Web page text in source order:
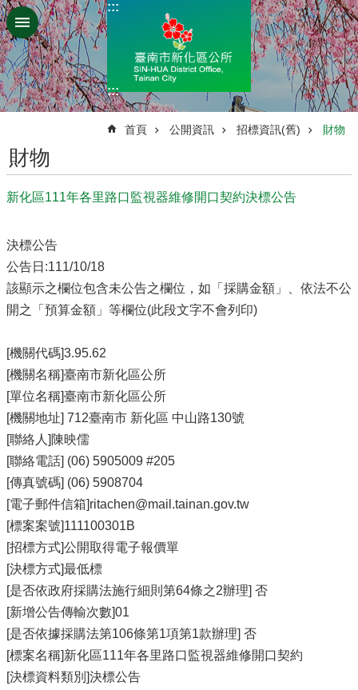
跳到主要內容區塊
:::
:::
首頁 公開資訊 招標資訊(舊) 財物
財物
新化區111年各里路口監視器維修開口契約決標公告
決標公告
公告日:111/10/18
該顯示之欄位包含未公告之欄位，如「採購金額」、依法不公
開之「預算金額」等欄位(此段文字不會列印)
[機關代碼]3.95.62
[機關名稱]臺南市新化區公所
[單位名稱]臺南市新化區公所
[機關地址] 712臺南市 新化區 中山路130號
[聯絡人]陳映儒
[聯絡電話] (06) 5905009 #205
[傳真號碼] (06) 5908704
[電子郵件信箱]ritachen@mail.tainan.gov.tw
[標案案號]111100301B
[招標方式]公開取得電子報價單
[決標方式]最低標
[是否依政府採購法施行細則第64條之2辦理] 否
[新增公告傳輸次數]01
[是否依據採購法第106條第1項第1款辦理] 否
[標案名稱]新化區111年各里路口監視器維修開口契約
[決標資料類別]決標公告